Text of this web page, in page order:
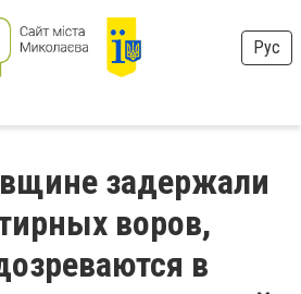
Рус
задержали
воров,
в